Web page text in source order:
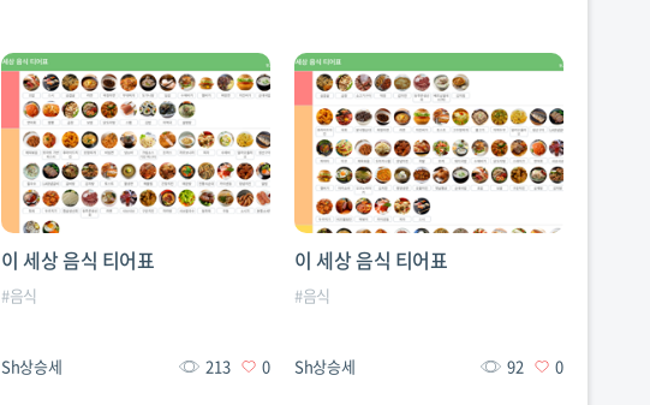
이 세상 음식 티어표
#음식
Sh상승세 213 0
이 세상 음식 티어표
#음식
Sh상승세 92 0